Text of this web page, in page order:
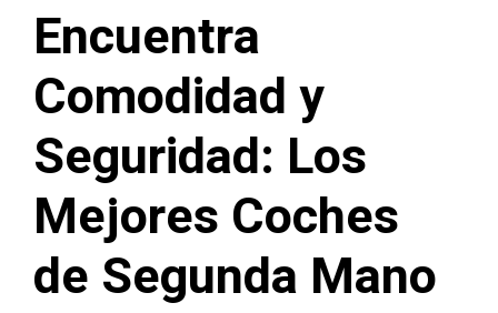
Encuentra
Comodidad y
Seguridad: Los
Mejores Coches
de Segunda Mano